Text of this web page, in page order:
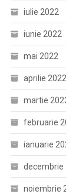
iulie 2022
iunie 2022
mai 2022
aprilie 2022
martie
februarie
ianuarie
decembrie
noiembrie